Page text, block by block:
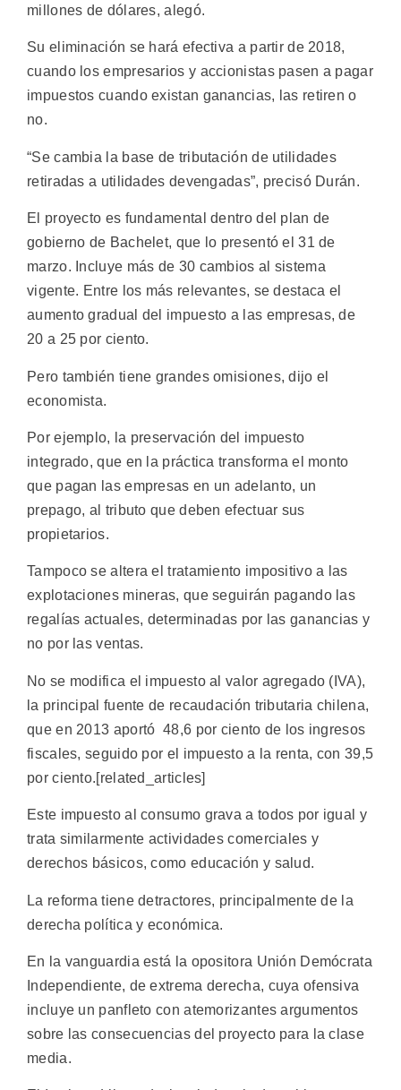
millones de dólares, alegó.
Su eliminación se hará efectiva a partir de 2018,
cuando los empresarios y accionistas pasen a pagar
impuestos cuando existan ganancias, las retiren o
no.
“Se cambia la base de tributación de utilidades
retiradas a utilidades devengadas”, precisó Durán.
El proyecto es fundamental dentro del plan de
gobierno de Bachelet, que lo presentó el 31 de
marzo. Incluye más de 30 cambios al sistema
vigente. Entre los más relevantes, se destaca el
aumento gradual del impuesto a las empresas, de
20 a 25 por ciento.
Pero también tiene grandes omisiones, dijo el
economista.
Por ejemplo, la preservación del impuesto
integrado, que en la práctica transforma el monto
que pagan las empresas en un adelanto, un
prepago, al tributo que deben efectuar sus
propietarios.
Tampoco se altera el tratamiento impositivo a las
explotaciones mineras, que seguirán pagando las
regalías actuales, determinadas por las ganancias y
no por las ventas.
No se modifica el impuesto al valor agregado (IVA),
la principal fuente de recaudación tributaria chilena,
que en 2013 aportó 48,6 por ciento de los ingresos
fiscales, seguido por el impuesto a la renta, con 39,5
por ciento.[related_articles]
Este impuesto al consumo grava a todos por igual y
trata similarmente actividades comerciales y
derechos básicos, como educación y salud.
La reforma tiene detractores, principalmente de la
derecha política y económica.
En la vanguardia está la opositora Unión Demócrata
Independiente, de extrema derecha, cuya ofensiva
incluye un panfleto con atemorizantes argumentos
sobre las consecuencias del proyecto para la clase
media.